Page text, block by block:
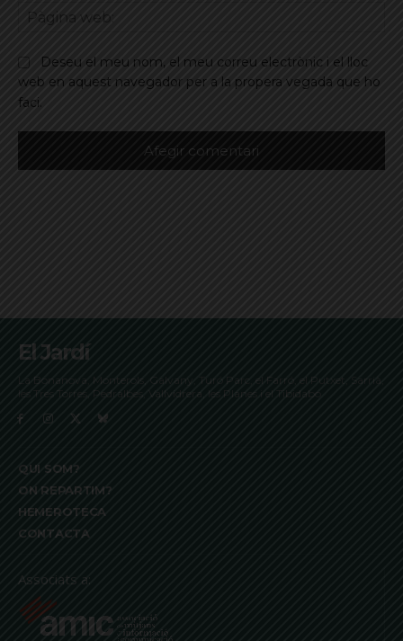
Deseu el meu nom, el meu correu electrònic i el lloc
web en aquest navegador per a la propera vegada que ho
faci.
El Jardí
La Bonanova, Monterols, Galvany, Turó Parc, el Farró, el Putxet, Sarrià,
les Tres Torres, Pedralbes, Vallvidrera, les Planes i el Tibidabo
QUI SOM?
ON REPARTIM?
HEMEROTECA
CONTACTA
Associats a: